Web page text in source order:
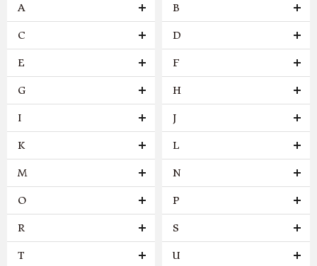
A B
C D
E F
G H
I J
K L
M N
O P
R S
T U